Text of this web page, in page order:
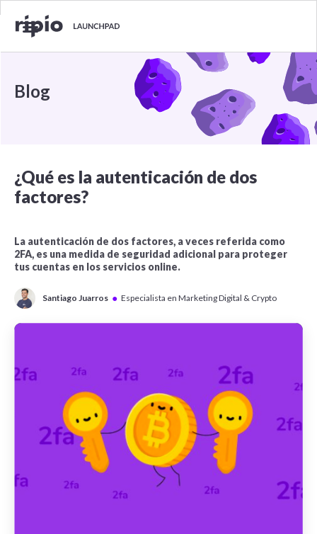
Blog
¿Qué es la autenticación de dos
factores?
La autenticación de dos factores, a veces referida como
2FA, es una medida de seguridad adicional para proteger
tus cuentas en los servicios online.
Santiago Juarros ● Especialista en Marketing Digital & Crypto